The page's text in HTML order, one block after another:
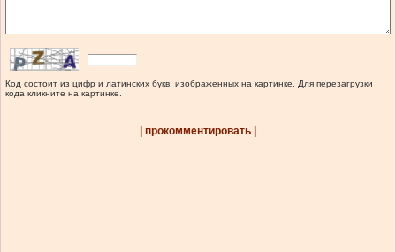
Код состоит из цифр и латинских букв, изображенных на картинке. Для перезагрузки
кода кликните на картинке.
| прокомментировать |